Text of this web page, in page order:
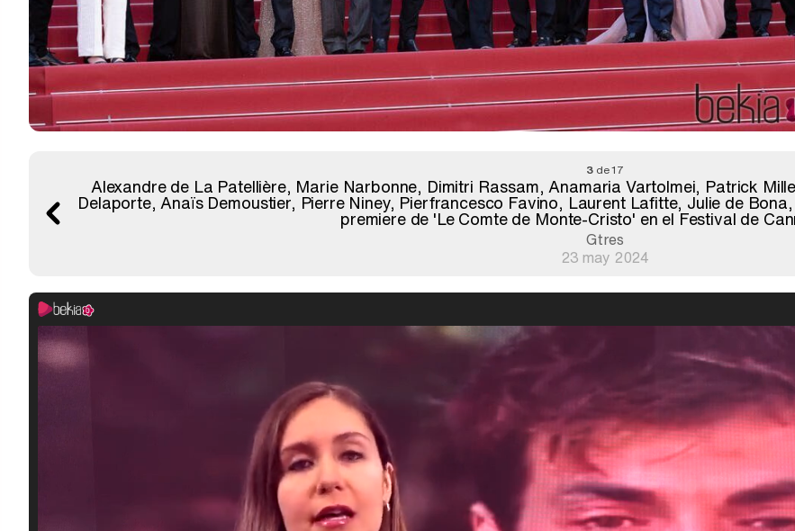
3de 17
Alexandre de La Patellière, Marie Narbonne, Dimitri Rassam, Anamaria Vartolmei, Patrick
Delaporte, Anaïs Demoustier, Pierre Niney, Pierfrancesco Favino, Laurent Lafitte, Julie de
premiere de 'Le Comte de Monte-Cristo' en el Festival de
Gtres
23 may 2024